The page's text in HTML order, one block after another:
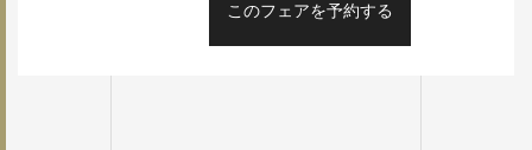
このフェアを予約する